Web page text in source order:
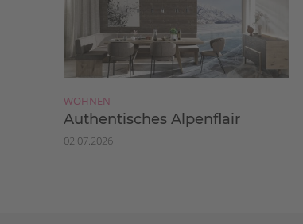
WOHNEN
Authentisches Alpenflair
02.07.2026